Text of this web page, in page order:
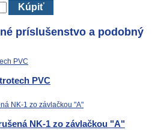
Kúpiť
príslušenstvo a podobný
PVC
NK-1 zo závlačkou "A"